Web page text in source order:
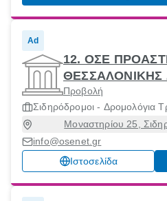
Ad
12. ΟΣΕ
Προβολή
Σιδηρόδρομοι - Δρομολόγια
Μοναστηρίου 25,
Θεσσαλονίκης,
info@osenet.gr
Ιστοσελίδα